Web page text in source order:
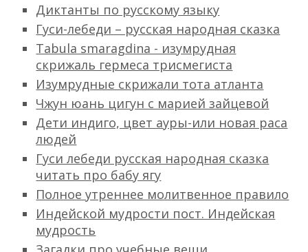
Диктанты по русскому языку
Гуси-лебеди – русская народная сказка
Tabula smaragdina - изумрудная
скрижаль гермеса трисмегиста
Изумрудные скрижали тота атланта
Чжун юань цигун с марией зайцевой
Дети индиго, цвет ауры-или новая раса
людей
Гуси лебеди русская народная сказка
читать про бабу ягу
Полное утреннее молитвенное правило
Индейской мудрости пост. Индейская
мудрость